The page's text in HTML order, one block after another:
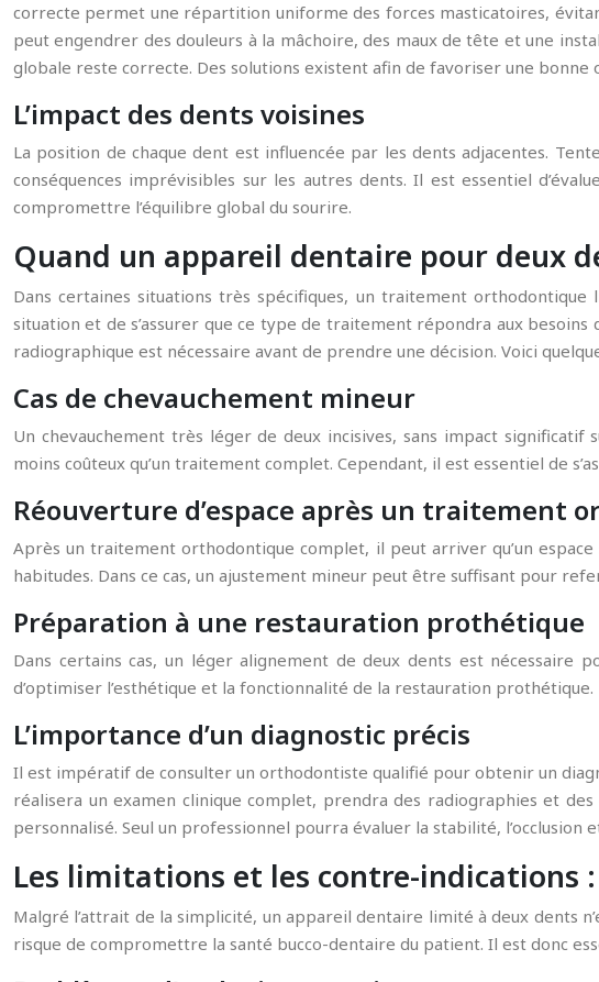
correcte permet une répartition uniforme des forces masticatoires,
peut engendrer des douleurs à la mâchoire, des maux de tête et une
globale reste correcte. Des solutions existent afin de favoriser une
L’impact des dents voisines
La position de chaque dent est influencée par les dents adjacentes.
conséquences imprévisibles sur les autres dents. Il est essentiel
compromettre l’équilibre global du sourire.
Quand un appareil dentaire pour deux
Dans certaines situations très spécifiques, un traitement
situation et de s’assurer que ce type de traitement répondra aux
radiographique est nécessaire avant de prendre une décision. Voici
Cas de chevauchement mineur
Un chevauchement très léger de deux incisives, sans impact
moins coûteux qu’un traitement complet. Cependant, il est essentiel de
Réouverture d’espace après un traitement
Après un traitement orthodontique complet, il peut arriver qu’un
habitudes. Dans ce cas, un ajustement mineur peut être suffisant pour
Préparation à une restauration prothétique
Dans certains cas, un léger alignement de deux dents est nécessaire
d’optimiser l’esthétique et la fonctionnalité de la restauration prothétique.
L’importance d’un diagnostic précis
Il est impératif de consulter un orthodontiste qualifié pour obtenir un
réalisera un examen clinique complet, prendra des radiographies et
personnalisé. Seul un professionnel pourra évaluer la stabilité, l’occlusion
Les limitations et les contre-indications
Malgré l’attrait de la simplicité, un appareil dentaire limité à deux dents
risque de compromettre la santé bucco-dentaire du patient. Il est donc